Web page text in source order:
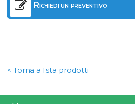
Richiedi un preventivo
< Torna a lista prodotti